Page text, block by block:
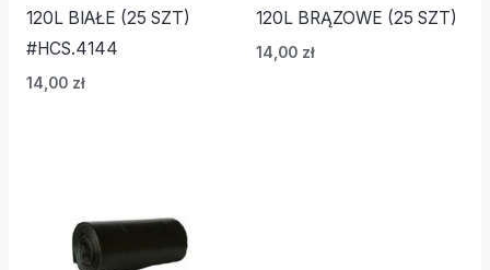
120L BIAŁE (25 SZT)
#HCS.4144
14,00 zł
120L BRĄZOWE (25 SZT)
14,00 zł